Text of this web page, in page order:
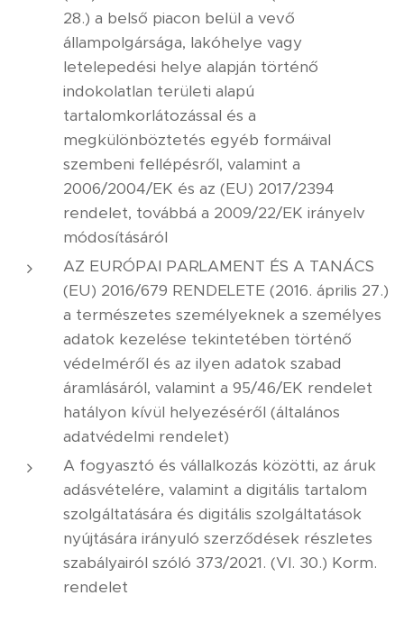
28.) a belső piacon belül a vevő
állampolgársága, lakóhelye vagy
letelepedési helye alapján történő
indokolatlan területi alapú
tartalomkorlátozással és a
megkülönböztetés egyéb formáival
szembeni fellépésről, valamint a
2006/2004/EK és az (EU) 2017/2394
rendelet, továbbá a 2009/22/EK irányelv
módosításáról
AZ EURÓPAI PARLAMENT ÉS A TANÁCS
(EU) 2016/679 RENDELETE (2016. április 27.)
a természetes személyeknek a személyes
adatok kezelése tekintetében történő
védelméről és az ilyen adatok szabad
áramlásáról, valamint a 95/46/EK rendelet
hatályon kívül helyezéséről (általános
adatvédelmi rendelet)
A fogyasztó és vállalkozás közötti, az áruk
adásvételére, valamint a digitális tartalom
szolgáltatására és digitális szolgáltatások
nyújtására irányuló szerződések részletes
szabályairól szóló 373/2021. (VI. 30.) Korm.
rendelet